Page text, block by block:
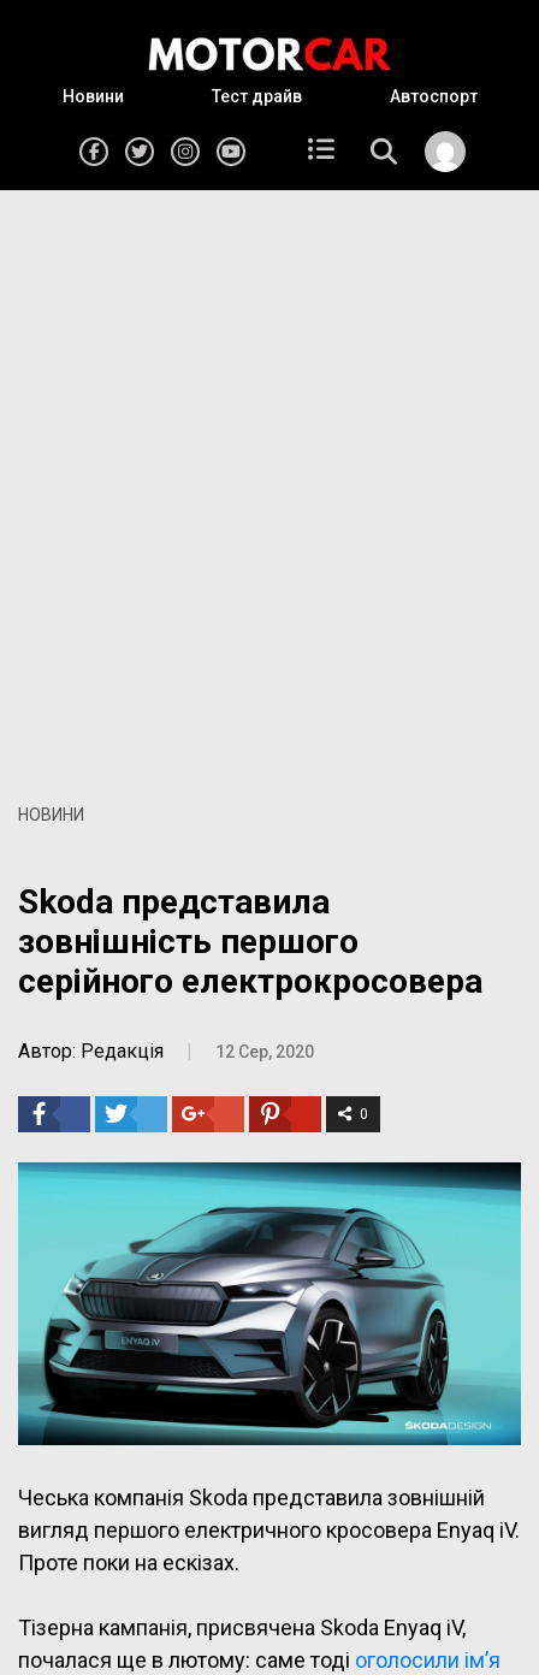
Новини Тест драйв Автоспорт
НОВИНИ
Skoda представила
зовнішність першого
серійного електрокросовера
Автор: Редакція | 12 Сер, 2020
0
Чеська компанія Skoda представила зовнішній
вигляд першого електричного кросовера Enyaq iV.
Проте поки на ескізах.
Тізерна кампанія, присвячена Skoda Enyaq iV,
почалася ще в лютому: саме тоді оголосили ім’я